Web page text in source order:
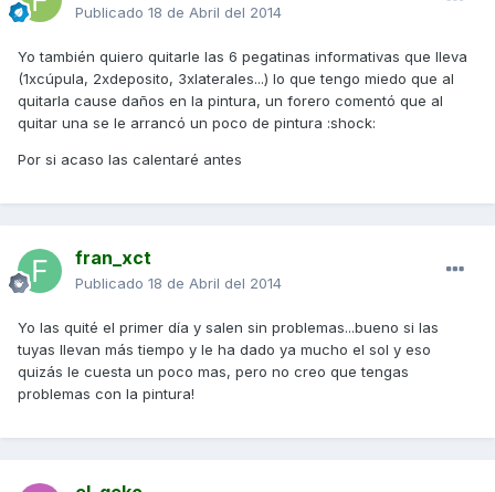
Publicado 18 de Abril del 2014
Yo también quiero quitarle las 6 pegatinas informativas que lleva
(1xcúpula, 2xdeposito, 3xlaterales...) lo que tengo miedo que al
quitarla cause daños en la pintura, un forero comentó que al
quitar una se le arrancó un poco de pintura :shock:
Por si acaso las calentaré antes
fran_xct
Publicado 18 de Abril del 2014
Yo las quité el primer día y salen sin problemas...bueno si las
tuyas llevan más tiempo y le ha dado ya mucho el sol y eso
quizás le cuesta un poco mas, pero no creo que tengas
problemas con la pintura!